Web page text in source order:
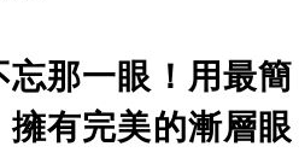
忘那一眼！用最簡
有完美的漸層眼